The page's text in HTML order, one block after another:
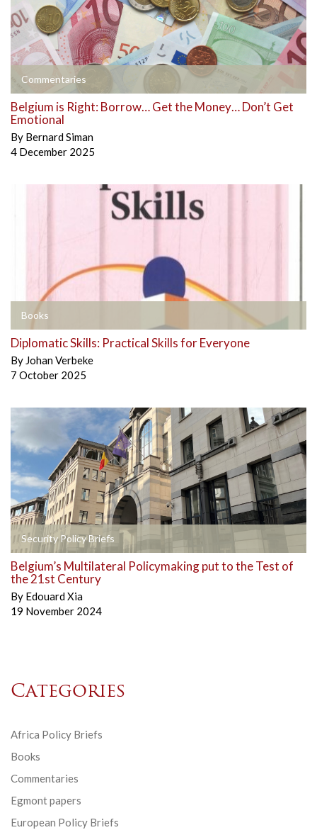
Commentaries
Belgium is Right: Borrow… Get the Money… Don’t Get
Emotional
By Bernard Siman
4 December 2025
Books
Diplomatic Skills: Practical Skills for Everyone
By Johan Verbeke
7 October 2025
Security Policy Briefs
Belgium’s Multilateral Policymaking put to the Test of
the 21st Century
By Edouard Xia
19 November 2024
Categories
Africa Policy Briefs
Books
Commentaries
Egmont papers
European Policy Briefs